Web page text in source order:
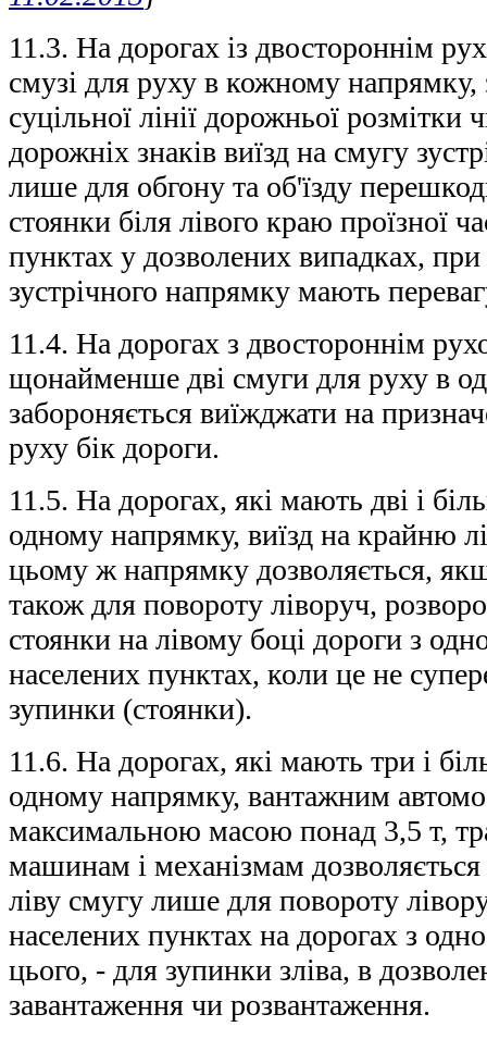
11.3. На дорогах із двостороннім
смузі для руху в кожному напрямку,
суцільної лінії дорожньої розмітки
дорожніх знаків виїзд на смугу
лише для обгону та об'їзду
стоянки біля лівого краю проїзної
пунктах у дозволених випадках, при
зустрічного напрямку мають
11.4. На дорогах з двостороннім
щонайменше дві смуги для руху в
забороняється виїжджати на
руху бік дороги.
11.5. На дорогах, які мають дві і
одному напрямку, виїзд на крайню
цьому ж напрямку дозволяється,
також для повороту ліворуч,
стоянки на лівому боці дороги з
населених пунктах, коли це не
зупинки (стоянки).
11.6. На дорогах, які мають три і
одному напрямку, вантажним
максимальною масою понад 3,5 т,
машинам і механізмам
ліву смугу лише для повороту
населених пунктах на дорогах з
цього, - для зупинки зліва, в
завантаження чи розвантаження.